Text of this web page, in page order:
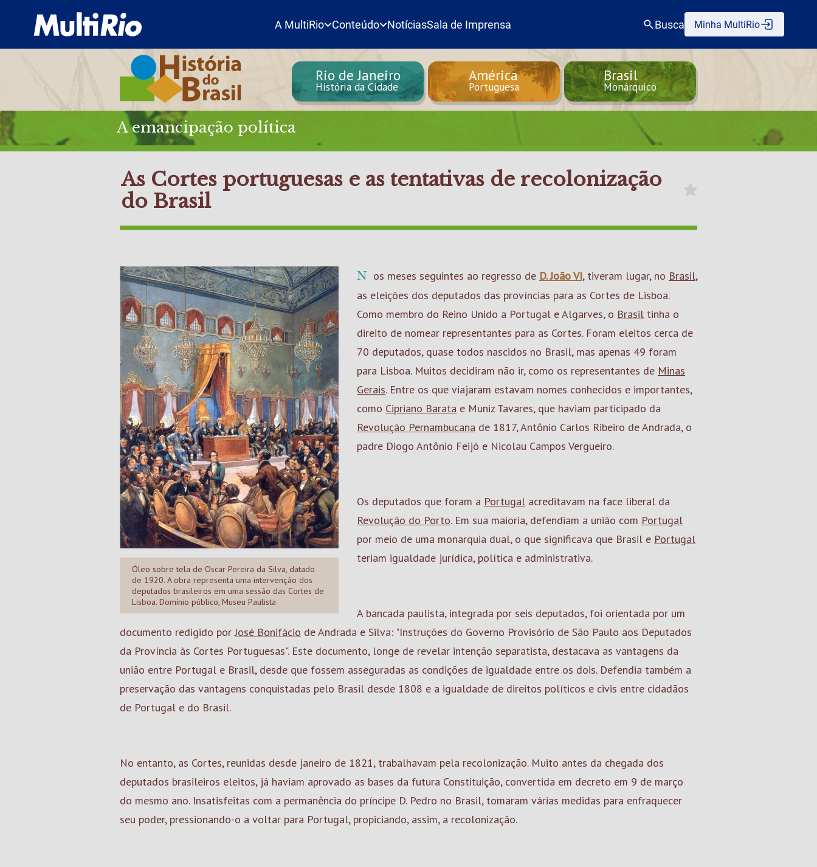
A MultiRio Conteúdo NotíciasSala de Imprensa Busca Minha MultiRio
Rio de Janeiro
História da Cidade
América
Portuguesa
Brasil
Monárquico
A emancipação política
As Cortes portuguesas e as tentativas de recolonização
do Brasil
Óleo sobre tela de Oscar Pereira da Silva, datado
de 1920. A obra representa uma intervenção dos
deputados brasileiros em uma sessão das Cortes de
Lisboa. Domínio público, Museu Paulista
Nos meses seguintes ao regresso de D. João VI, tiveram lugar, no Brasil,
as eleições dos deputados das províncias para as Cortes de Lisboa.
Como membro do Reino Unido a Portugal e Algarves, o Brasil tinha o
direito de nomear representantes para as Cortes. Foram eleitos cerca de
70 deputados, quase todos nascidos no Brasil, mas apenas 49 foram
para Lisboa. Muitos decidiram não ir, como os representantes de Minas
Gerais. Entre os que viajaram estavam nomes conhecidos e importantes,
como Cipriano Barata e Muniz Tavares, que haviam participado da
Revolução Pernambucana de 1817, Antônio Carlos Ribeiro de Andrada, o
padre Diogo Antônio Feijó e Nicolau Campos Vergueiro.
Os deputados que foram a Portugal acreditavam na face liberal da
Revolução do Porto. Em sua maioria, defendiam a união com Portugal
por meio de uma monarquia dual, o que significava que Brasil e Portugal
teriam igualdade jurídica, política e administrativa.
A bancada paulista, integrada por seis deputados, foi orientada por um
documento redigido porJosé Bonifácio de Andrada e Silva: "Instruções do Governo Provisório de São Paulo aos Deputados
da Província às Cortes Portuguesas". Este documento, longe de revelar intenção separatista, destacava as vantagens da
união entre Portugal e Brasil, desde que fossem asseguradas as condições de igualdade entre os dois. Defendia também a
preservação das vantagens conquistadas pelo Brasil desde 1808 e a igualdade de direitos políticos e civis entre cidadãos
de Portugal e do Brasil.
No entanto, as Cortes, reunidas desde janeiro de 1821, trabalhavam pela recolonização. Muito antes da chegada dos
deputados brasileiros eleitos, já haviam aprovado as bases da futura Constituição, convertida em decreto em 9 de março
do mesmo ano. Insatisfeitas com a permanência do príncipe D. Pedro no Brasil, tomaram várias medidas para enfraquecer
seu poder, pressionando-o a voltar para Portugal, propiciando, assim, a recolonização.